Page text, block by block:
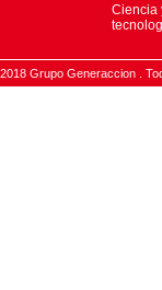
Ciencia
2018 Grupo Generaccion .